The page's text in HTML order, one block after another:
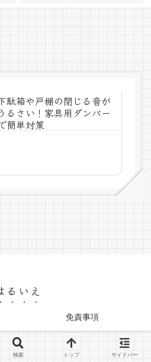
駄箱や戸棚の閉じる音が
るさい！家具用ダンバー
簡単対策
るいえ
免責事項
はるいえ.
検索 トップ サイドバー